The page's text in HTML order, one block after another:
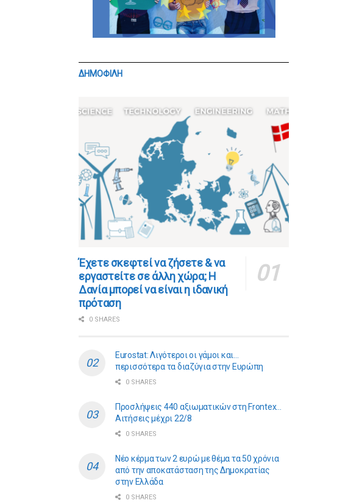
ΔΗΜΟΦΙΛΗ
​​Έχετε σκεφτεί να ζήσετε & να
εργαστείτε σε άλλη χώρα; Η
Δανία μπορεί να είναι η ιδανική
πρόταση
0 SHARES
Eurostat: Λιγότεροι οι γάμοι και…
περισσότερα τα διαζύγια στην Ευρώπη
0 SHARES
Προσλήψεις 440 αξιωματικών στη Frontex…
Αιτήσεις μέχρι 22/8
0 SHARES
Νέο κέρμα των 2 ευρώ με θέμα τα 50 χρόνια
από την αποκατάσταση της Δημοκρατίας
στην Ελλάδα
0 SHARES